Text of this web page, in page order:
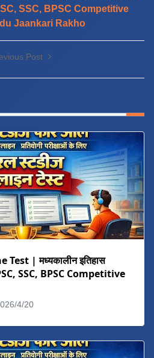
SSC, BPSC Competitive
Jaankari Rakho
Post
Test | मध्यकालीन इतिहास
SSC, BPSC Competitive
4/20